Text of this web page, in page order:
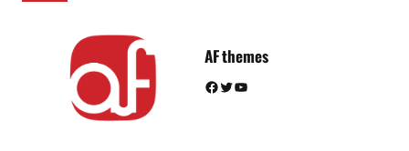
AF themes
Facebook Twitter YouTube